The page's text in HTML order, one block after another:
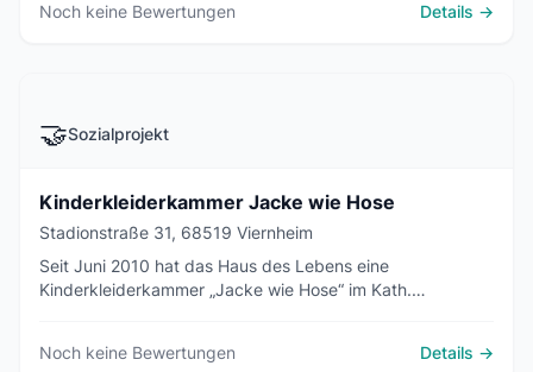
Noch keine Bewertungen Details →
🤝Sozialprojekt
Kinderkleiderkammer Jacke wie Hose
Stadionstraße 31, 68519 Viernheim
Seit Juni 2010 hat das Haus des Lebens eine
Kinderkleiderkammer „Jacke wie Hose“ im Kath.
62-152 gegen Vorlage eines entsprechenden Ausweises
Noch keine Bewertungen Details →